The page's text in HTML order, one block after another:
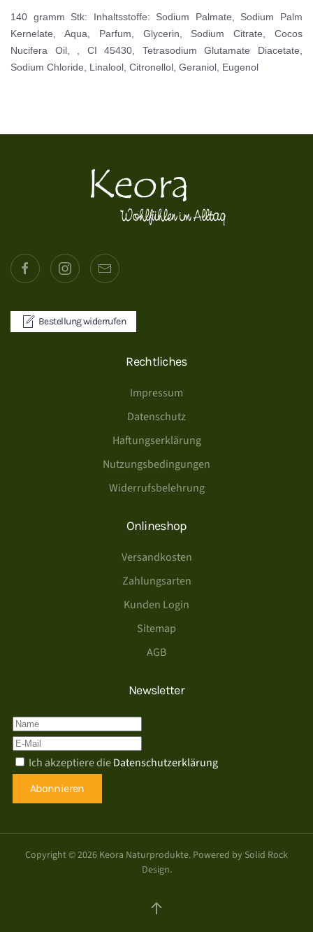
140 gramm Stk: Inhaltsstoffe: Sodium Palmate, Sodium Palm
Kernelate, Aqua, Parfum, Glycerin, Sodium Citrate, Cocos
Nucifera Oil, , CI 45430, Tetrasodium Glutamate Diacetate,
Sodium Chloride, Linalool, Citronellol, Geraniol, Eugenol
Bestellung widerrufen
Rechtliches
Impressum
Datenschutz
Haftungserklärung
Nutzungsbedingungen
Widerrufsbelehrung
Onlineshop
Versandkosten
Zahlungsarten
Kunden Login
Sitemap
AGB
Newsletter
Ich akzeptiere dieDatenschutzerklärung
Abonnieren
Copyright ©2026 Keora Naturprodukte. Powered by Solid Rock
Design.